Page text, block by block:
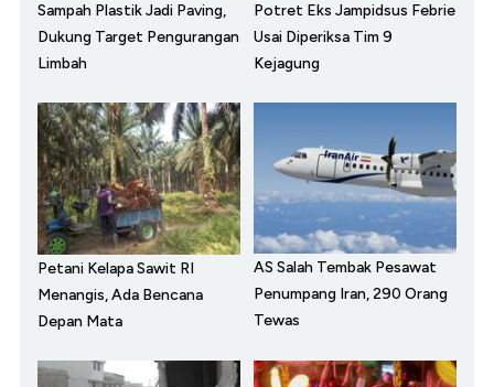
Sampah Plastik Jadi Paving,
Dukung Target Pengurangan
Limbah
Potret Eks Jampidsus Febrie
Usai Diperiksa Tim 9
Kejagung
Petani Kelapa Sawit RI
Menangis, Ada Bencana
Depan Mata
AS Salah Tembak Pesawat
Penumpang Iran, 290 Orang
Tewas